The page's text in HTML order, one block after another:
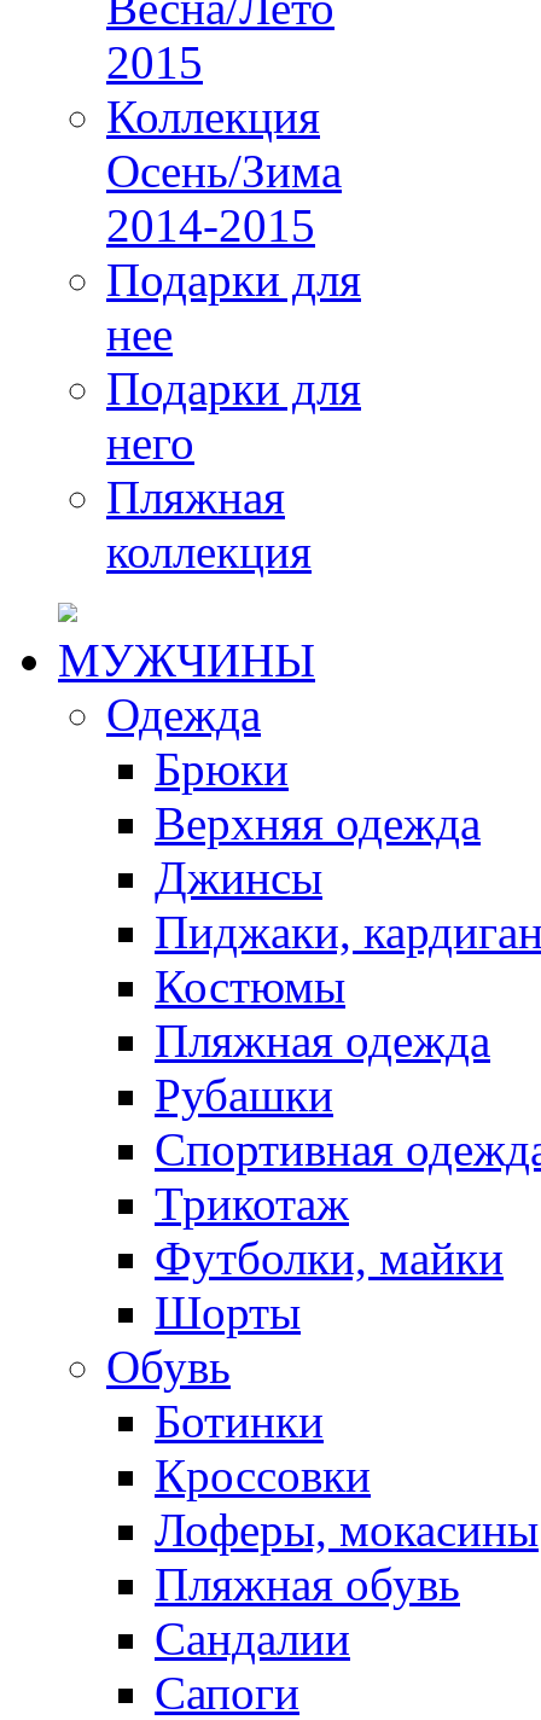
2015
Коллекция
Осень/Зима
2014-2015
Подарки для
нее
Подарки для
него
Пляжная
коллекция
МУЖЧИНЫ
Одежда
Брюки
Верхняя одежда
Джинсы
Пиджаки,
Костюмы
Пляжная одежда
Рубашки
Спортивная
Трикотаж
Футболки, майки
Шорты
Обувь
Ботинки
Кроссовки
Лоферы, мокасины
Пляжная обувь
Сандалии
Сапоги